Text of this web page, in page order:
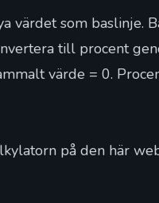
värdet som baslinje.
till procent
värde = 0.
på den här